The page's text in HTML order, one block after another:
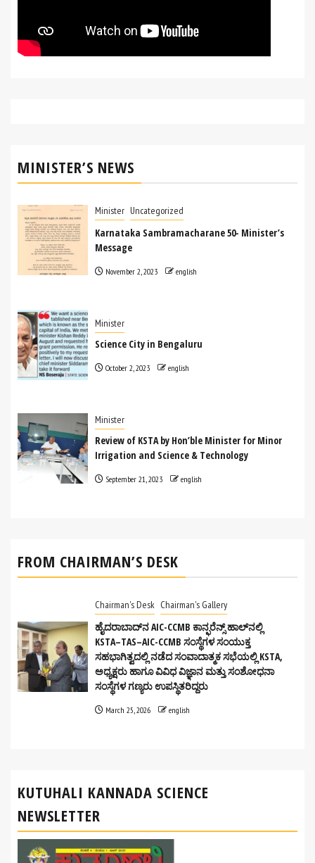
MINISTER’S NEWS
Minister Uncategorized
Karnataka Sambramacharane 50- Minister’s
Message
November 2, 2023 english
Minister
Science City in Bengaluru
October 2, 2023 english
Minister
Review of KSTA by Hon’ble Minister for Minor
Irrigation and Science & Technology
September 21, 2023 english
‍FROM CHAIRMAN’S DESK
Chairman's Desk Chairman's Gallery
ಹೈದರಾಬಾದ್‌ನ AIC-CCMB ಕಾನ್ಫರೆನ್ಸ್ ಹಾಲ್‌ನಲ್ಲಿ
KSTA–TAS–AIC-CCMB ಸಂಸ್ಥೆಗಳ ಸಂಯುಕ್ತ
ಸಹಭಾಗಿತ್ವದಲ್ಲಿ ನಡೆದ ಸಂವಾದಾತ್ಮಕ ಸಭೆಯಲ್ಲಿ KSTA,
ಅಧ್ಯಕ್ಷರು ಹಾಗೂ ವಿವಿಧ ವಿಜ್ಞಾನ ಮತ್ತು ಸಂಶೋಧನಾ
ಸಂಸ್ಥೆಗಳ ಗಣ್ಯರು ಉಪಸ್ಥಿತರಿದ್ದರು
March 25, 2026 english
KUTUHALI KANNADA SCIENCE
NEWSLETTER